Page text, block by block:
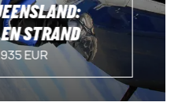
STRAND
EUR